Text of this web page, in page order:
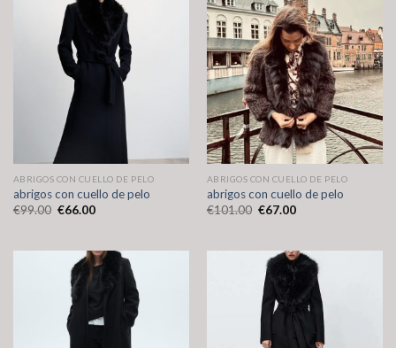
ABRIGOS CON CUELLO DE PELO
abrigos con cuello de pelo
€99.00 €66.00
ABRIGOS CON CUELLO DE PELO
abrigos con cuello de pelo
€101.00 €67.00